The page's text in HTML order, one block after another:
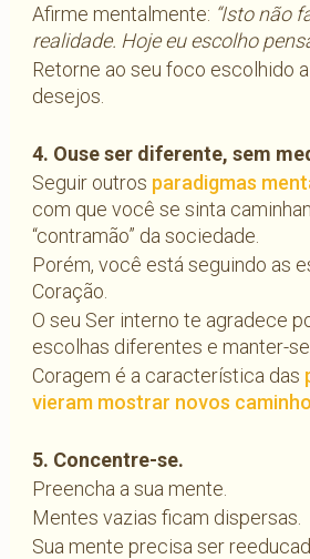
Afirme mentalmente: “Isto não
realidade. Hoje eu escolho
Retorne ao seu foco escolhido
desejos.
4. Ouse ser diferente, sem
Seguir outros paradigmas
com que você se sinta
“contramão” da sociedade.
Porém, você está seguindo as
Coração.
O seu Ser interno te agradece
escolhas diferentes e manter-se
Coragem é a característica das
vieram mostrar novos
5. Concentre-se.
Preencha a sua mente.
Mentes vazias ficam dispersas.
Sua mente precisa ser